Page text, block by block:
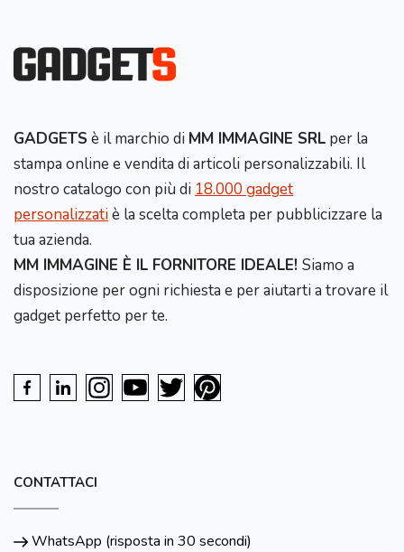
GADGETS è il marchio di MM IMMAGINE SRL per la
stampa online e vendita di articoli personalizzabili. Il
nostro catalogo con più di 18.000 gadget
personalizzatiè la scelta completa per pubblicizzare la
tua azienda.
MM IMMAGINE È IL FORNITORE IDEALE! Siamo a
disposizione per ogni richiesta e per aiutarti a trovare il
gadget perfetto per te.
CONTATTACI
WhatsApp (risposta in 30 secondi)